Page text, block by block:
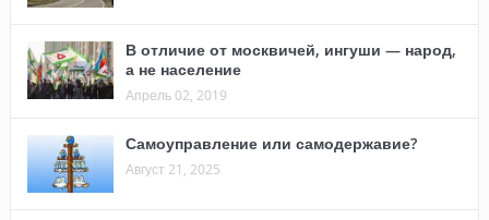
В отличие от москвичей, ингуши — народ,
а не население
Апрель 02, 2019
Самоуправление или самодержавие?
Август 21, 2025